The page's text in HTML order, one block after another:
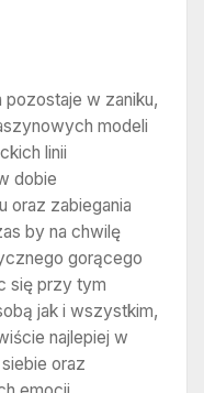
w zaniku,
modeli
linii
dobie
oraz zabiegania
by na chwilę
gorącego
się przy tym
jak i wszystkim,
najlepiej w
oraz